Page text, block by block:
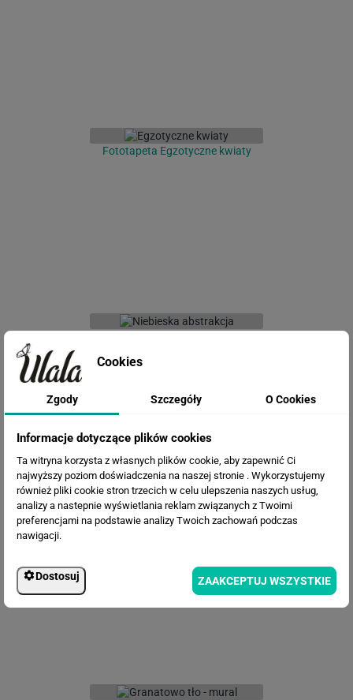
Fototapeta Egzotyczne kwiaty
Fototapeta Piękne kwiaty
Cookies
Zgody Szczegóły O Cookies
Informacje dotyczące plików cookies
Ta witryna korzysta z własnych plików cookie, aby zapewnić Ci
najwyższy poziom doświadczenia na naszej stronie . Wykorzystujemy
również pliki cookie stron trzecich w celu ulepszenia naszych usług,
analizy a nastepnie wyświetlania reklam związanych z Twoimi
preferencjami na podstawie analizy Twoich zachowań podczas
nawigacji.
Dostosuj ZAAKCEPTUJ WSZYSTKIE